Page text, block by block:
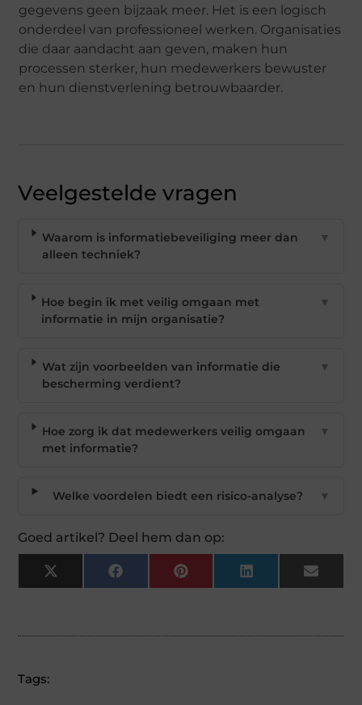
gegevens geen bijzaak meer. Het is een logisch
onderdeel van professioneel werken. Organisaties
die daar aandacht aan geven, maken hun
processen sterker, hun medewerkers bewuster
en hun dienstverlening betrouwbaarder.
Veelgestelde vragen
Waarom is informatiebeveiliging meer dan
alleen techniek?
▼
Hoe begin ik met veilig omgaan met
informatie in mijn organisatie?
▼
Wat zijn voorbeelden van informatie die
bescherming verdient?
▼
Hoe zorg ik dat medewerkers veilig omgaan
met informatie?
▼
Welke voordelen biedt een risico-analyse? ▼
Goed artikel? Deel hem dan op:
X
(Twitter)
Facebook Pinterest LinkedIn Email
Tags: